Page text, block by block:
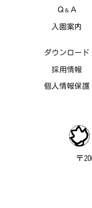
Ｑ ＆ Ａ
入園案内
ダウンロード
採用情報
個人情報保護
〒